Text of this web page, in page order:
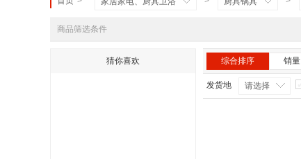
商品筛选条件
猜你喜欢 综合排序 销量
发货地 请选择